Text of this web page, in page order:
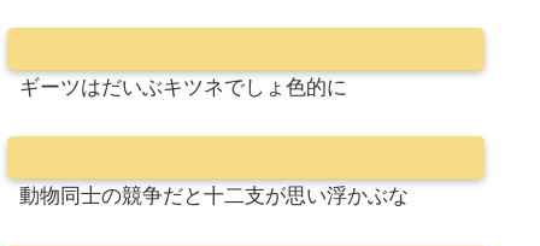
ギーツはだいぶキツネでしょ色的に
動物同士の競争だと十二支が思い浮かぶな